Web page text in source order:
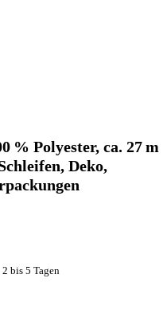
% Polyester, ca. 27 m
Deko,
bis 5 Tagen